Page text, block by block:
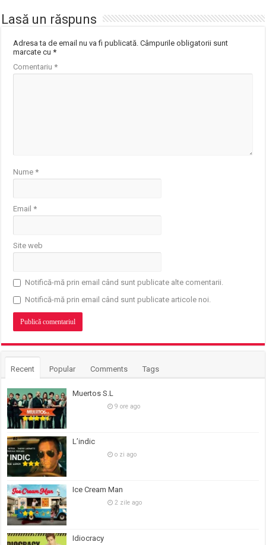
Lasă un răspuns
Adresa ta de email nu va fi publicată. Câmpurile obligatorii sunt
marcate cu*
Comentariu*
Nume*
Email*
Site web
Notifică-mă prin email când sunt publicate alte comentarii.
Notifică-mă prin email când sunt publicate articole noi.
Recent Popular Comments Tags
Muertos S.L
9 ore ago
L’indic
o zi ago
Ice Cream Man
2 zile ago
Idiocracy